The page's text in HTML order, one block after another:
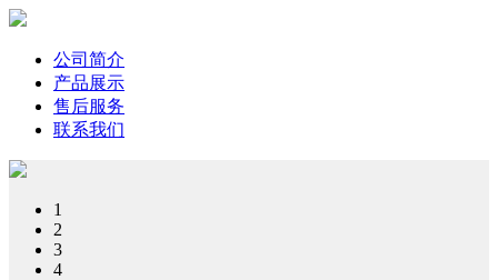
公司简介
产品展示
售后服务
联系我们
1
2
3
4